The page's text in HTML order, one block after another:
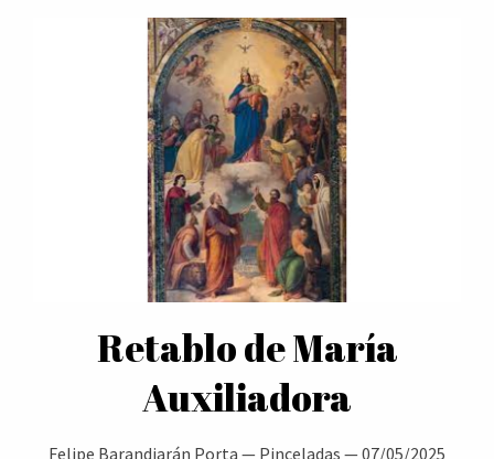
Retablo de María
Auxiliadora
Felipe Barandiarán Porta — Pinceladas —07/05/2025